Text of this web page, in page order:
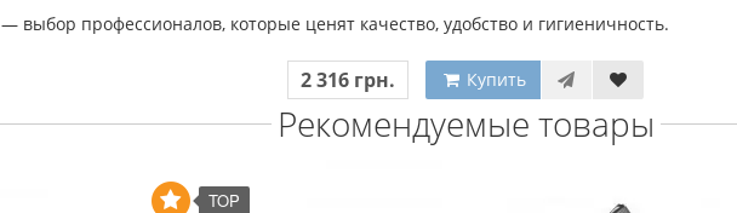
— выбор профессионалов, которые ценят качество, удобство и гигиеничность.
2 316 грн. Купить
Рекомендуемые товары
TOP